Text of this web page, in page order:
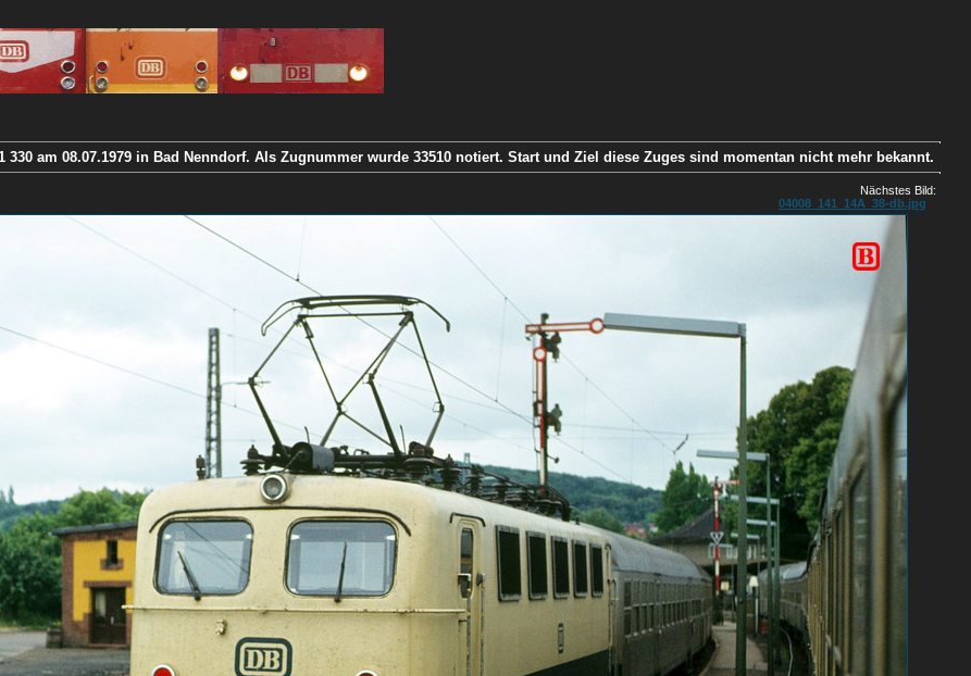
330 am 08.07.1979 in Bad Nenndorf. Als Zugnummer wurde 33510 notiert. Start und Ziel diese Zuges sind momentan nicht mehr bekannt.
Nächstes Bild:
04008_141_14A_38-db.jpg